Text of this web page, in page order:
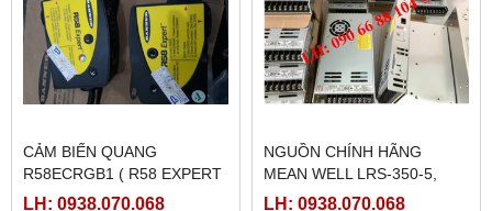
CẢM BIẾN QUANG
R58ECRGB1 ( R58 EXPERT
BANNER)
LH: 0938.070.068
NGUỒN CHÍNH HÃNG
MEAN WELL LRS-350-5,
LRS-350-12, LRS-350-24,
LH: 0938.070.068